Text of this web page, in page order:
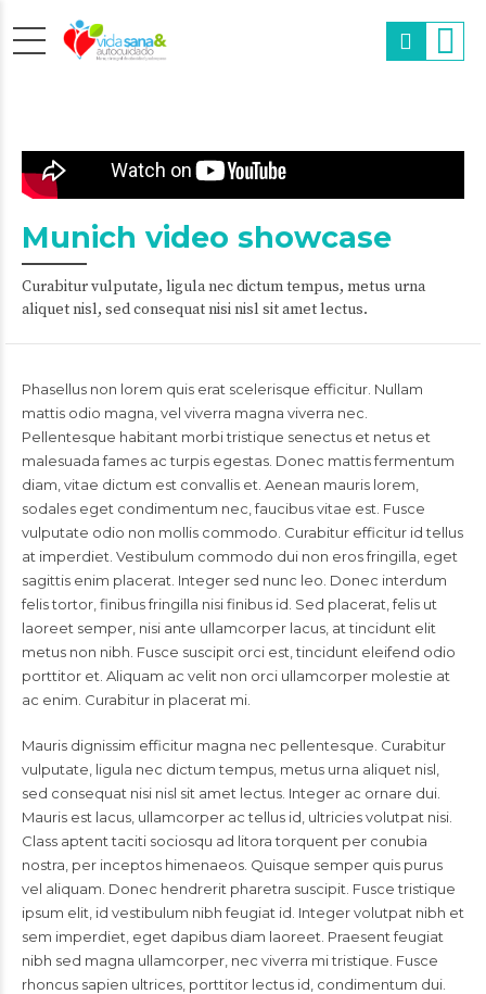
Munich video showcase
Curabitur vulputate, ligula nec dictum tempus, metus urna
aliquet nisl, sed consequat nisi nisl sit amet lectus.
Phasellus non lorem quis erat scelerisque efficitur. Nullam
mattis odio magna, vel viverra magna viverra nec.
Pellentesque habitant morbi tristique senectus et netus et
malesuada fames ac turpis egestas. Donec mattis fermentum
diam, vitae dictum est convallis et. Aenean mauris lorem,
sodales eget condimentum nec, faucibus vitae est. Fusce
vulputate odio non mollis commodo. Curabitur efficitur id tellus
at imperdiet. Vestibulum commodo dui non eros fringilla, eget
sagittis enim placerat. Integer sed nunc leo. Donec interdum
felis tortor, finibus fringilla nisi finibus id. Sed placerat, felis ut
laoreet semper, nisi ante ullamcorper lacus, at tincidunt elit
metus non nibh. Fusce suscipit orci est, tincidunt eleifend odio
porttitor et. Aliquam ac velit non orci ullamcorper molestie at
ac enim. Curabitur in placerat mi.
Mauris dignissim efficitur magna nec pellentesque. Curabitur
vulputate, ligula nec dictum tempus, metus urna aliquet nisl,
sed consequat nisi nisl sit amet lectus. Integer ac ornare dui.
Mauris est lacus, ullamcorper ac tellus id, ultricies volutpat nisi.
Class aptent taciti sociosqu ad litora torquent per conubia
nostra, per inceptos himenaeos. Quisque semper quis purus
vel aliquam. Donec hendrerit pharetra suscipit. Fusce tristique
ipsum elit, id vestibulum nibh feugiat id. Integer volutpat nibh et
sem imperdiet, eget dapibus diam laoreet. Praesent feugiat
nibh sed magna ullamcorper, nec viverra mi tristique. Fusce
rhoncus sapien ultrices, porttitor lectus id, condimentum dui.